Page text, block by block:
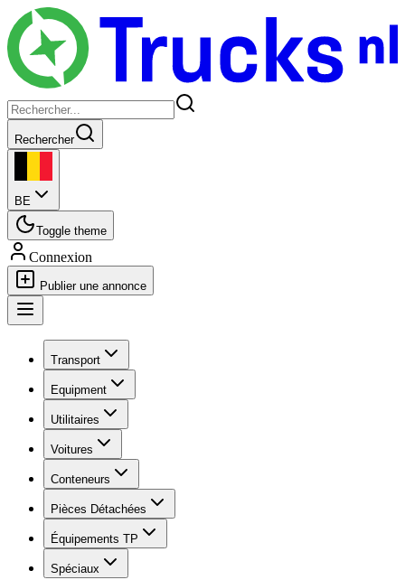
Rechercher
BE
Toggle theme
Connexion
Publier une annonce
Transport
Equipment
Utilitaires
Voitures
Conteneurs
Pièces Détachées
Équipements TP
Spéciaux